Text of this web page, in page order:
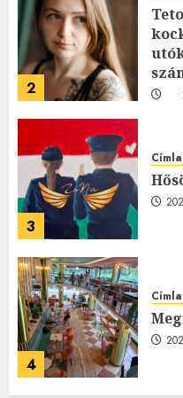
2
3
4